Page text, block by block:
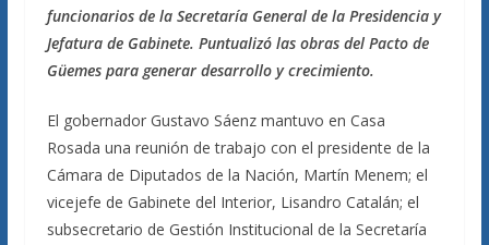
funcionarios de la Secretaría General de la Presidencia y
Jefatura de Gabinete. Puntualizó las obras del Pacto de
Güemes para generar desarrollo y crecimiento.
El gobernador Gustavo Sáenz mantuvo en Casa
Rosada una reunión de trabajo con el presidente de la
Cámara de Diputados de la Nación, Martín Menem; el
vicejefe de Gabinete del Interior, Lisandro Catalán; el
subsecretario de Gestión Institucional de la Secretaría